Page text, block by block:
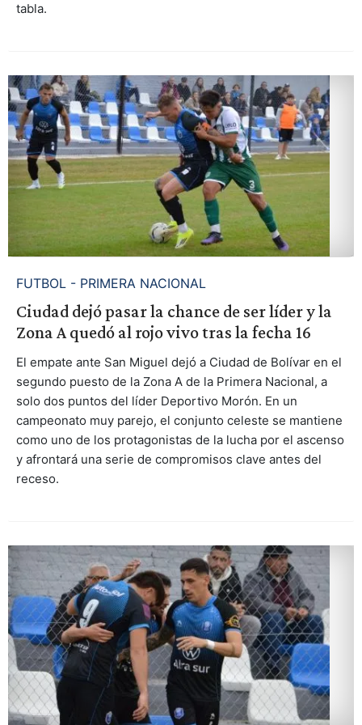
tabla.
FUTBOL - PRIMERA NACIONAL
Ciudad dejó pasar la chance de ser líder y la
Zona A quedó al rojo vivo tras la fecha 16
El empate ante San Miguel dejó a Ciudad de Bolívar en el
segundo puesto de la Zona A de la Primera Nacional, a
solo dos puntos del líder Deportivo Morón. En un
campeonato muy parejo, el conjunto celeste se mantiene
como uno de los protagonistas de la lucha por el ascenso
y afrontará una serie de compromisos clave antes del
receso.